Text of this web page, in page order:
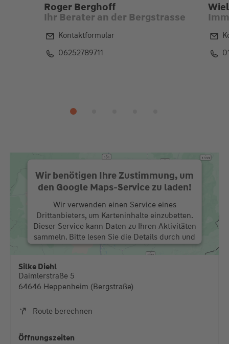
Roger Berghoff
Ihr Berater an der Bergstrasse
Kontaktformular
06252789711
Wir benötigen Ihre Zustimmung, um
den Google Maps-Service zu laden!
Wir verwenden einen Service eines
Drittanbieters, um Karteninhalte einzubetten.
Dieser Service kann Daten zu Ihren Aktivitäten
sammeln. Bitte lesen Sie die Details durch und
stimmen Sie der Nutzung des Service zu, um
diese Karte anzuzeigen.
Silke Diehl
Daimlerstraße 5
64646 Heppenheim (Bergstraße)
Route berechnen
Öffnungszeiten